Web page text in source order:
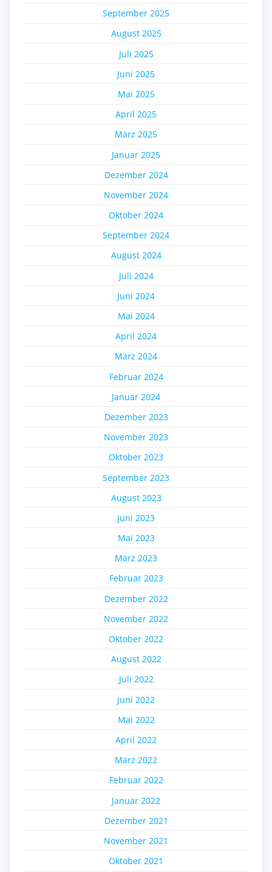
September 2025
August 2025
Juli 2025
Juni 2025
Mai 2025
April 2025
März 2025
Januar 2025
Dezember 2024
November 2024
Oktober 2024
September 2024
August 2024
Juli 2024
Juni 2024
Mai 2024
April 2024
März 2024
Februar 2024
Januar 2024
Dezember 2023
November 2023
Oktober 2023
September 2023
August 2023
Juni 2023
Mai 2023
März 2023
Februar 2023
Dezember 2022
November 2022
Oktober 2022
August 2022
Juli 2022
Juni 2022
Mai 2022
April 2022
März 2022
Februar 2022
Januar 2022
Dezember 2021
November 2021
Oktober 2021